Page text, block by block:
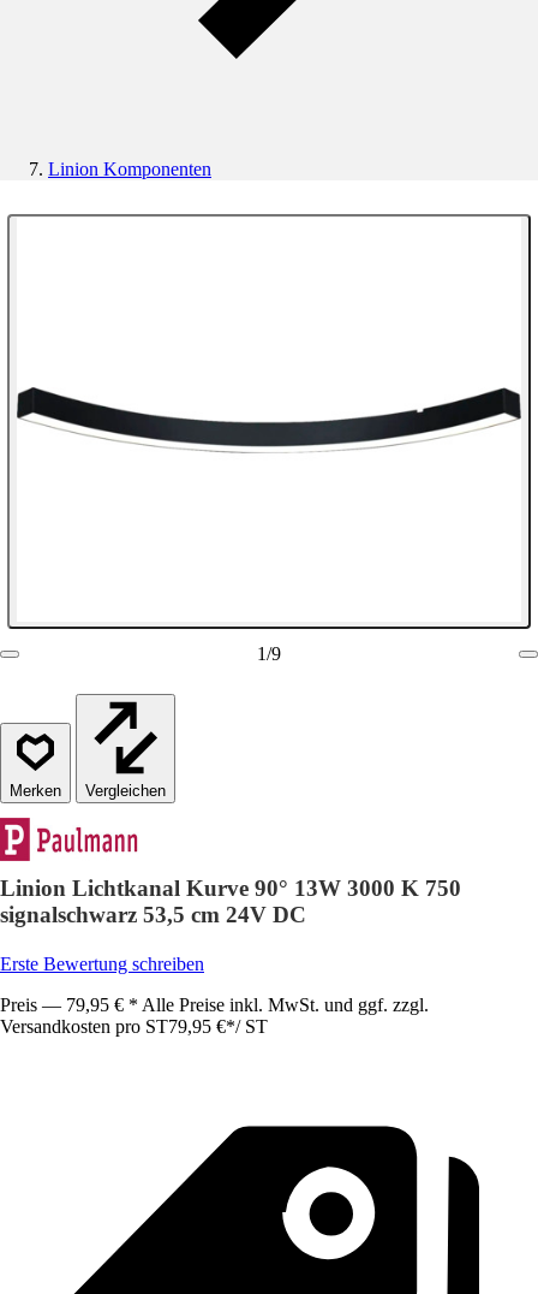
Linion Komponenten
1/9
Vergleichen
Linion Lichtkanal Kurve 90° 13W 3000 K 750
signalschwarz 53,5 cm 24V DC
Erste Bewertung schreiben
Preis — 79,95 € * Alle Preise inkl. MwSt. und ggf. zzgl.
Versandkosten pro ST79,95 €*/ ST